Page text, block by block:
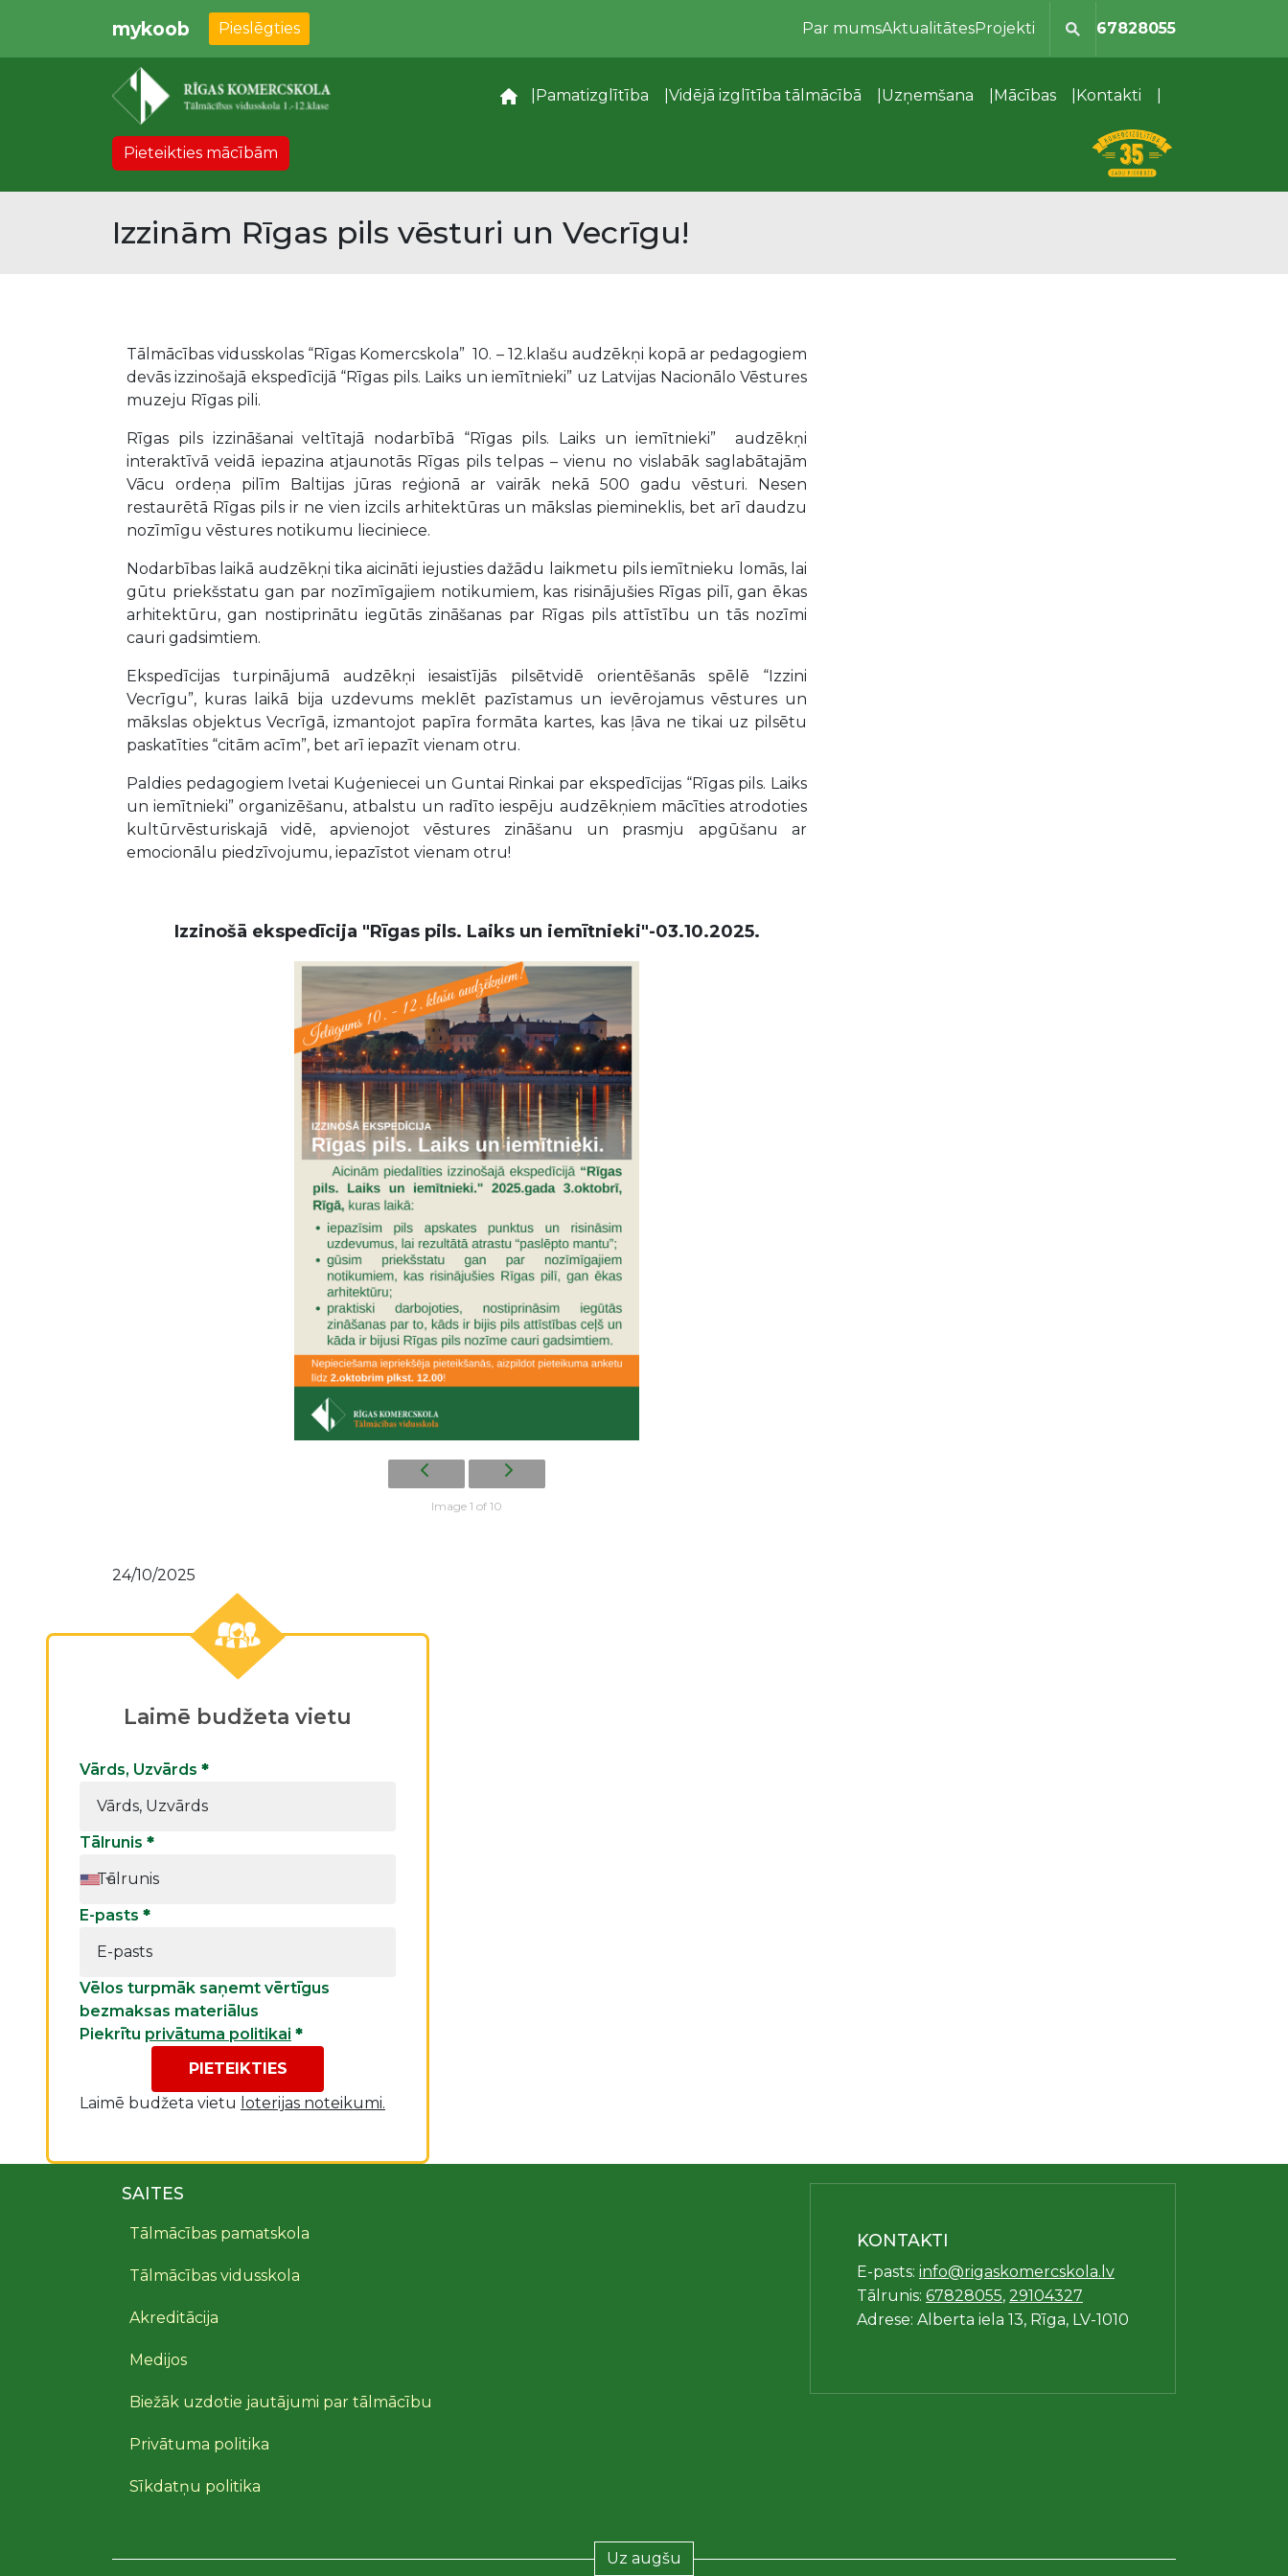
mykoob Pieslēgties Par mumsAktualitātesProjekti 67828055
– Pamatizglītība Vidējā izglītība tālmācībā Uzņemšana Mācības Kontakti
Pieteikties mācībām
Izzinām Rīgas pils vēsturi un Vecrīgu!
Tālmācības vidusskolas “Rīgas Komercskola” 10. – 12.klašu audzēkņi kopā ar pedagogiem
devās izzinošajā ekspedīcijā “Rīgas pils. Laiks un iemītnieki” uz Latvijas Nacionālo Vēstures
muzeju Rīgas pili.
Rīgas pils izzināšanai veltītajā nodarbībā “Rīgas pils. Laiks un iemītnieki” audzēkņi
interaktīvā veidā iepazina atjaunotās Rīgas pils telpas – vienu no vislabāk saglabātajām
Vācu ordeņa pilīm Baltijas jūras reģionā ar vairāk nekā 500 gadu vēsturi. Nesen
restaurētā Rīgas pils ir ne vien izcils arhitektūras un mākslas piemineklis, bet arī daudzu
nozīmīgu vēstures notikumu lieciniece.
Nodarbības laikā audzēkņi tika aicināti iejusties dažādu laikmetu pils iemītnieku lomās, lai
gūtu priekšstatu gan par nozīmīgajiem notikumiem, kas risinājušies Rīgas pilī, gan ēkas
arhitektūru, gan nostiprinātu iegūtās zināšanas par Rīgas pils attīstību un tās nozīmi
cauri gadsimtiem.
Ekspedīcijas turpinājumā audzēkņi iesaistījās pilsētvidē orientēšanās spēlē “Izzini
Vecrīgu”, kuras laikā bija uzdevums meklēt pazīstamus un ievērojamus vēstures un
mākslas objektus Vecrīgā, izmantojot papīra formāta kartes, kas ļāva ne tikai uz pilsētu
paskatīties “citām acīm”, bet arī iepazīt vienam otru.
Paldies pedagogiem Ivetai Kuģeniecei un Guntai Rinkai par ekspedīcijas “Rīgas pils. Laiks
un iemītnieki” organizēšanu, atbalstu un radīto iespēju audzēkņiem mācīties atrodoties
kultūrvēsturiskajā vidē, apvienojot vēstures zināšanu un prasmju apgūšanu ar
emocionālu piedzīvojumu, iepazīstot vienam otru!
Izzinošā ekspedīcija "Rīgas pils. Laiks un iemītnieki"-03.10.2025.
Image 1 of 10
24/10/2025
Laimē budžeta vietu
Vārds, Uzvārds *
Tālrunis *
E-pasts *
Vēlos turpmāk saņemt vērtīgus
bezmaksas materiālus
Piekrītu privātuma politikai *
PIETEIKTIES
Laimē budžeta vietu loterijas noteikumi.
SAITES
Tālmācības pamatskola
Tālmācības vidusskola
Akreditācija
Medijos
Biežāk uzdotie jautājumi par tālmācību
Privātuma politika
Sīkdatņu politika
KONTAKTI
E-pasts: info@rigaskomercskola.lv
Tālrunis: 67828055, 29104327
Adrese: Alberta iela 13, Rīga, LV-1010
Uz augšu